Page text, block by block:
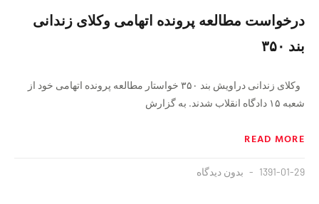
درخواست مطالعه پرونده اتهامی وکلای زندانی
بند ۳۵۰
وکلای زندانی دراویش بند ۳۵۰ خواستار مطالعه پرونده اتهامی خود از
شعبه ۱۵ دادگاه انقلاب شدند. به گزارش
READ MORE
1391-01-29 بدون دیدگاه